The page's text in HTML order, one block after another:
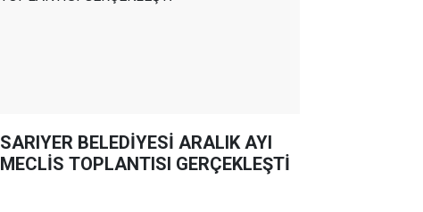
SARIYER BELEDİYESİ ARALIK AYI
MECLİS TOPLANTISI GERÇEKLEŞTİ